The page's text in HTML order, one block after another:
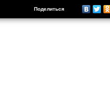
Поделиться